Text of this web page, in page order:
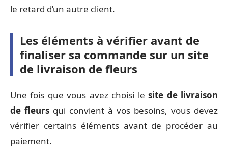
le retard d’un autre client.
Les éléments à vérifier avant de
finaliser sa commande sur un site
de livraison de fleurs
Une fois que vous avez choisi lesite de livraison
de fleurs qui convient à vos besoins, vous devez
vérifier certains éléments avant de procéder au
paiement.